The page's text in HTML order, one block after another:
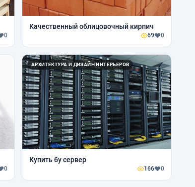
0
Качественный облицовочный кирпич
69 0
0
АРХИТЕКТУРА И ДИЗАЙН ИНТЕРЬЕРОВ
Купить бу сервер
166 0